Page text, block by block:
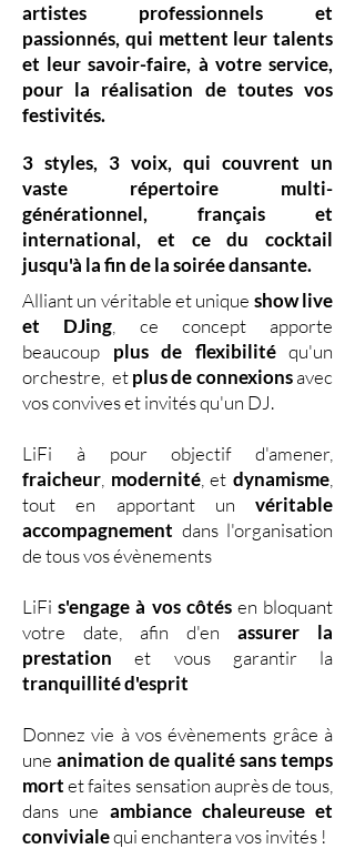
artistes professionnels et
passionnés, qui mettent leur talents
et leursavoir-faire, à votre service,
pour la réalisation de toutes vos
festivités.
3 styles, 3 voix, qui couvrent un
vaste répertoire multi-
générationnel,
français et
international, et ce du cocktail
jusqu'à la fin de la soirée dansante.
Alliant un véritable et unique show live
et DJing
ce concept apporte
beaucoup plus de flexibilitéqu'un
orchestre, etplus de connexionsavec
vos convives et invités qu'un DJ.
LiFi à pour objectif d'amener,
fraicheur modernité, etdynamisme
tout en apportant un véritable
accompagnement dans l'organisation
de tous vos évènements
LiFis'engage à vos côtésen bloquant
votre date, afin d'en assurer la
prestationet vous garantir la
tranquillité d'esprit
Donnez vie à vos évènements grâce à
une animation de qualité sans temps
mortet faites sensation auprès de tous,
dans une ambiance chaleureuse et
convivialequi enchantera vos invités !